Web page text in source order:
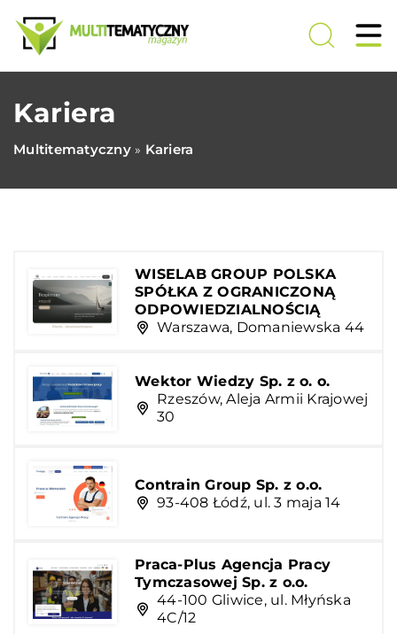
Kariera
Multitematyczny» Kariera
WISELAB GROUP POLSKA
SPÓŁKA Z OGRANICZONĄ
ODPOWIEDZIALNOŚCIĄ
Warszawa, Domaniewska 44
Wektor Wiedzy Sp. z o. o.
Rzeszów, Aleja Armii Krajowej
30
Contrain Group Sp. z o.o.
93-408 Łódź, ul. 3 maja 14
Praca-Plus Agencja Pracy
Tymczasowej Sp. z o.o.
44-100 Gliwice, ul. Młyńska
4C/12